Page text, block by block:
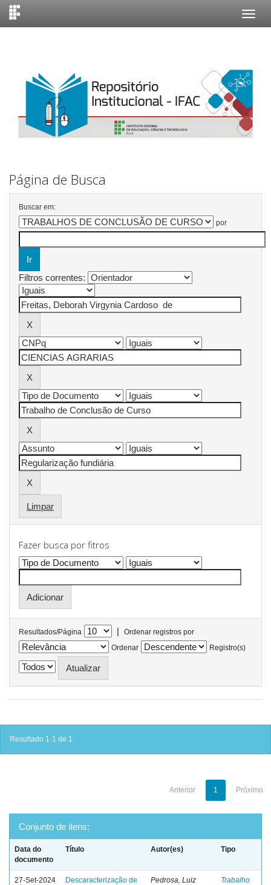
Página de Busca
Buscar em:
por
Filtros correntes:
Limpar
Fazer busca por fitros
Resultados/Página |
Ordenar registros por
Ordenar
Registro(s)
Resultado 1-1 de 1.
Anterior 1 Próximo
Conjunto de itens:
Data do
documento
Título Autor(es) Tipo
27-Set-2024
Descaracterização de
Pedrosa, Luiz
Trabalho